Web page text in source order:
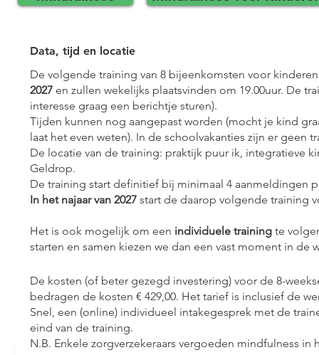
Data, tijd en locatie
De volgende training van 8 bijeenkomsten voor
2027 en zullen wekelijks plaatsvinden om 19.00uur. De
interesse graag een berichtje sturen).
Tijden kunnen nog aangepast worden (mocht je kind
laat het even weten). In de schoolvakanties zijn er geen
De locatie van de training: praktijk puur ik, integratieve
Geldrop.
De training start definitief bij minimaal 4 aanmeldingen
In het najaar van 2027 start de daarop volgende training
Het is ook mogelijk om een individuele training te
starten en samen kiezen we dan een vast moment in de
De kosten (of beter gezegd investering) voor de 8-
bedragen de kosten € 429,00. Het tarief is inclusief de
Snel, een (online) individueel intakegesprek met de
eind van de training.
N.B. Enkele zorgverzekeraars vergoeden mindfulness